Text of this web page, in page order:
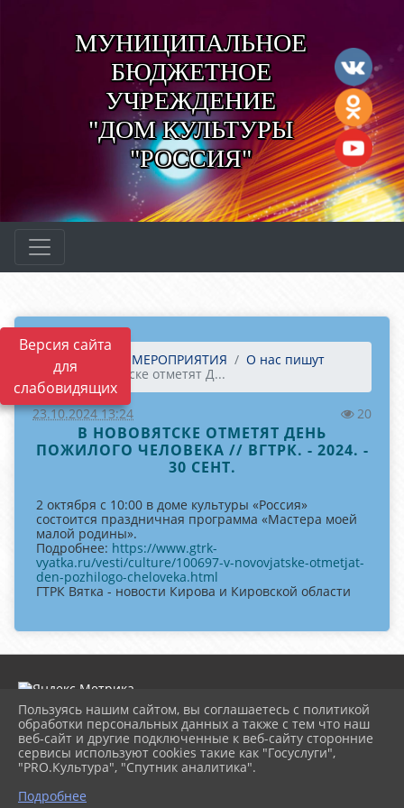
Версия сайта
для
слабовидящих
МУНИЦИПАЛЬНОЕ
БЮДЖЕТНОЕ
УЧРЕЖДЕНИЕ
"ДОМ КУЛЬТУРЫ
"РОССИЯ"
Главная МЕРОПРИЯТИЯ
О нас пишут
В Нововятске отметят Д...
23.10.2024 13:24 20
В НОВОВЯТСКЕ ОТМЕТЯТ ДЕНЬ
ПОЖИЛОГО ЧЕЛОВЕКА // ВГТРК. - 2024. -
30 СЕНТ.
2 октября с 10:00 в доме культуры «Россия»
состоится праздничная программа «Мастера моей
малой родины».
Подробнее: https://www.gtrk-
vyatka.ru/vesti/culture/100697-v-novovjatske-otmetjat-
den-pozhilogo-cheloveka.html
ГТРК Вятка - новости Кирова и Кировской области
2026 г. dk-rossiya.ru
Вход
Карта сайта
Политика обработки персональных данных
Пользуясь нашим сайтом, вы соглашаетесь с политикой
обработки персональных данных а также с тем что наш
веб-сайт и другие подключенные к веб-сайту сторонние
сервисы используют cookies такие как "Госуслуги",
"PRO.Культура", "Спутник аналитика".
Подробнее